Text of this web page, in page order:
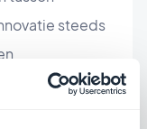
steeds
vol ideeën en